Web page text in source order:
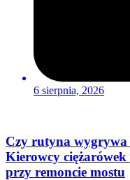
6 sierpnia, 2026
Czy rutyna wygrywa
Kierowcy
przy remoncie mostu